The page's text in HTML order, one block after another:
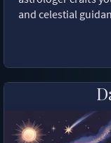
and celestial